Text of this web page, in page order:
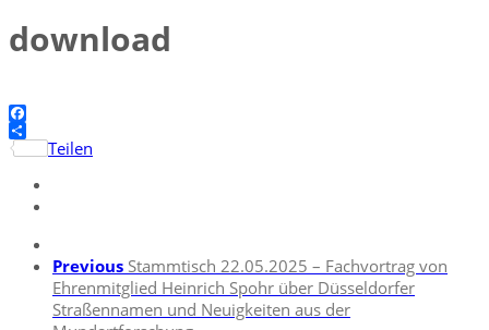
download
Facebook
Teilen
Previous Stammtisch 22.05.2025 – Fachvortrag von
Ehrenmitglied Heinrich Spohr über Düsseldorfer
Straßennamen und Neuigkeiten aus der